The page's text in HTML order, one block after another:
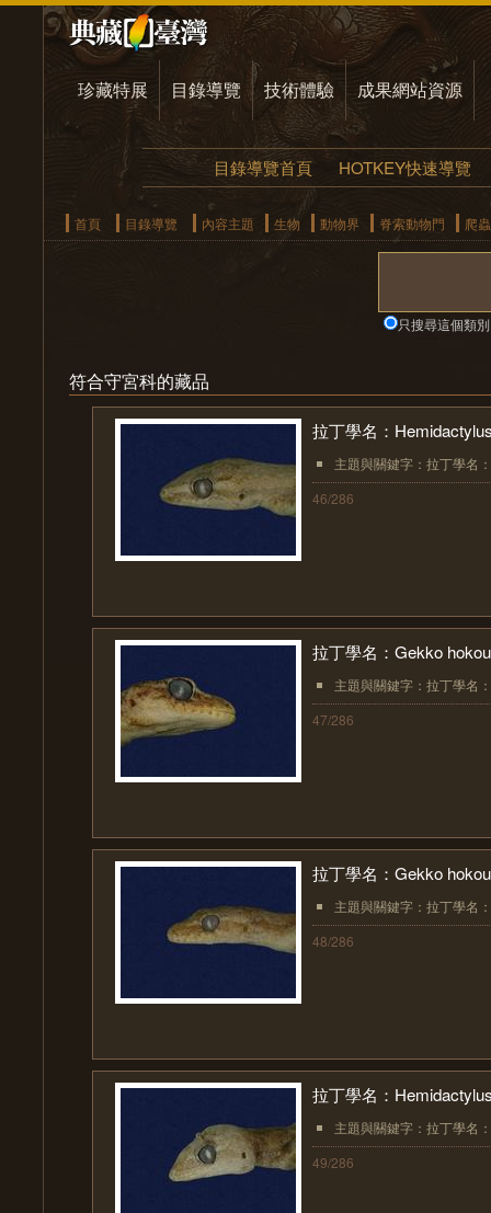
珍藏特展 目錄導覽 技術體驗 成果網站資源
目錄導覽首頁 HOTKEY快速導覽
首頁 目錄導覽 內容主題 生物 動物界 脊索動物門 爬
只搜尋這個類別
符合守宮科的藏品
拉丁學名：
主題與關鍵字：拉丁學名
46/286
拉丁學名：Gekko
主題與關鍵字：拉丁學名
47/286
拉丁學名：Gekko
主題與關鍵字：拉丁學名
48/286
拉丁學名：
主題與關鍵字：拉丁學名
49/286